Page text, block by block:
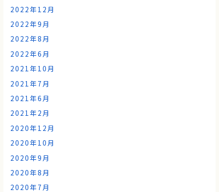
2022年12月
2022年9月
2022年8月
2022年6月
2021年10月
2021年7月
2021年6月
2021年2月
2020年12月
2020年10月
2020年9月
2020年8月
2020年7月